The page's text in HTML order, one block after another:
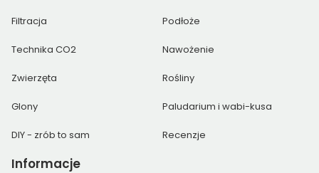
Filtracja Podłoże
Technika CO2 Nawożenie
Zwierzęta Rośliny
Glony Paludarium i wabi-kusa
DIY - zrób to sam Recenzje
Informacje